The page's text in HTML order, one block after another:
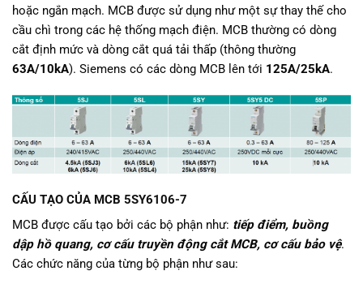
hoặc ngắn mạch. MCB được sử dụng như một sự thay thế cho
cầu chì trong các hệ thống mạch điện. MCB thường có dòng
cắt định mức và dòng cắt quá tải thấp (thông thường
63A/10kA). Siemens có các dòng MCB lên tới 125A/25kA.
CẤU TẠO CỦA MCB 5SY6106-7
MCB được cấu tạo bởi các bộ phận như: tiếp điểm, buồng
dập hồ quang, cơ cấu truyền động cắt MCB, cơ cấu bảo vệ.
Các chức năng của từng bộ phận như sau: